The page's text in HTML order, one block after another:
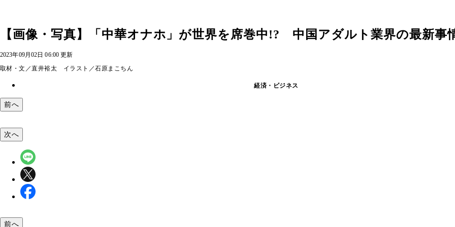
【画像・写真】「中華オナホ」が世界を席巻中!? 中国アダルト業界の最新事
2023年09月02日 06:00 更新
取材・文／直井裕太 イラスト／石原まこちん
経済・ビジネス
前へ
次へ
前へ